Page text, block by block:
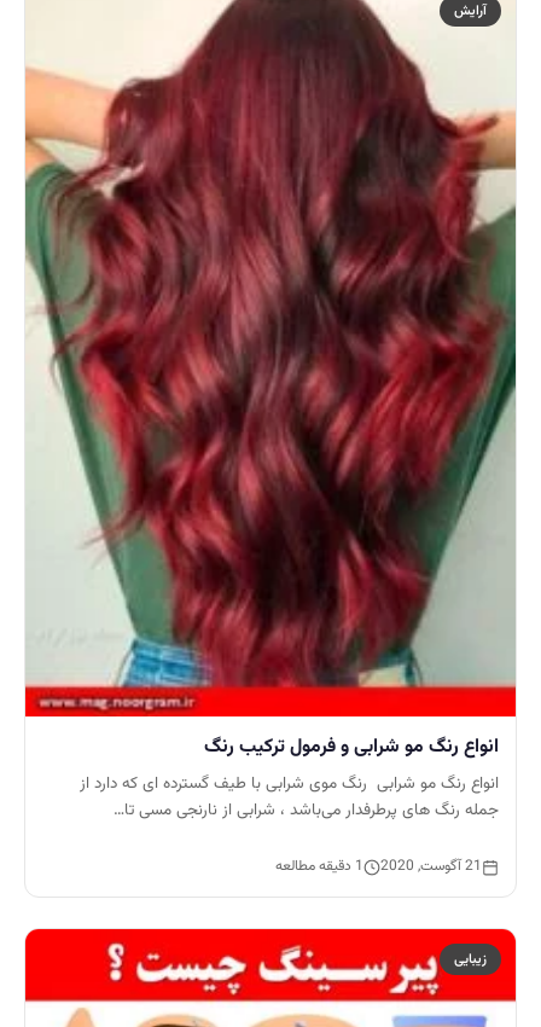
آرایش
انواع رنگ مو شرابی و فرمول ترکیب رنگ
انواع رنگ مو شرابی رنگ موی شرابی با طیف گسترده ای که دارد از
جمله رنگ های پرطرفدار می‌باشد ، شرابی از نارنجی مسی تا…
21 آگوست, 2020 1 دقیقه مطالعه
زیبایی